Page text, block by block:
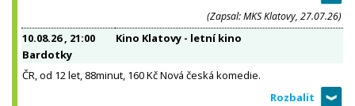
(Zapsal: MKS Klatovy, 27.07.26)
10.08.26, 21:00
Kino Klatovy - letní kino
Bardotky
ČR, od 12 let, 88minut, 160 Kč Nová česká komedie.